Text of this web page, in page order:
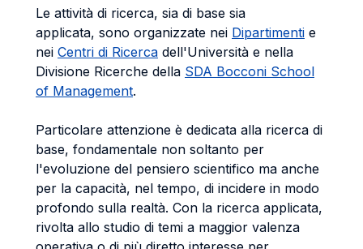
Le attività di ricerca, sia di base sia
applicata, sono organizzate nei Dipartimenti e
nei Centri di Ricerca dell'Università e nella
Divisione Ricerche della SDA Bocconi School
of Management.
Particolare attenzione è dedicata alla ricerca di
base, fondamentale non soltanto per
l'evoluzione del pensiero scientifico ma anche
per la capacità, nel tempo, di incidere in modo
profondo sulla realtà. Con la ricerca applicata,
rivolta allo studio di temi a maggior valenza